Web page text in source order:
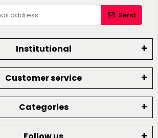
Send
Institutional
Customer service
Categories